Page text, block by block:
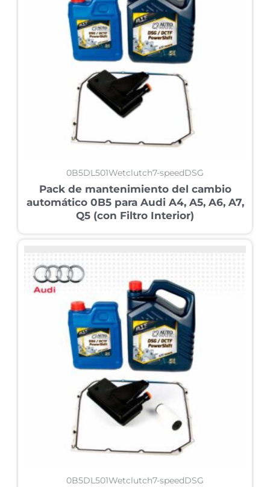
0B5DL501Wetclutch7-speedDSG
Pack de mantenimiento del cambio
automático 0B5 para Audi A4, A5, A6, A7,
Q5 (con Filtro Interior)
0B5DL501Wetclutch7-speedDSG